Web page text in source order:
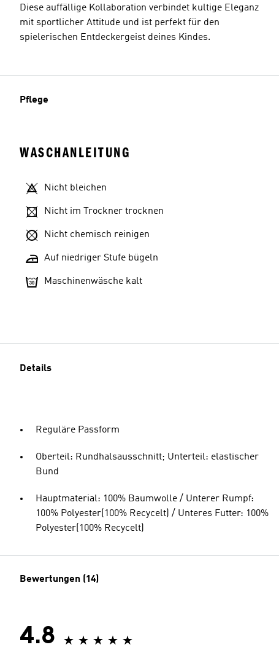
Diese auffällige Kollaboration verbindet kultige Eleganz
mit sportlicher Attitude und ist perfekt für den
spielerischen Entdeckergeist deines Kindes.
Pflege
WASCHANLEITUNG
Nicht bleichen
Nicht im Trockner trocknen
Nicht chemisch reinigen
Auf niedriger Stufe bügeln
Maschinenwäsche kalt
Details
Reguläre Passform
Oberteil: Rundhalsausschnitt; Unterteil: elastischer
Bund
Hauptmaterial: 100% Baumwolle / Unterer Rumpf:
100% Polyester(100% Recycelt) / Unteres Futter: 100%
Polyester(100% Recycelt)
Bewertungen (14)
4.8